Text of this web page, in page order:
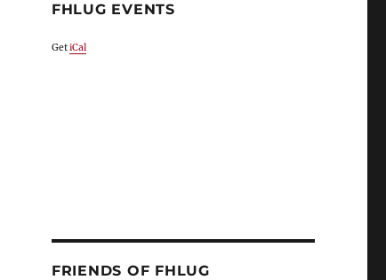
FHLUG EVENTS
GetiCal
FRIENDS OF FHLUG